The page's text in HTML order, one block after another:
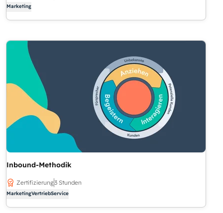
Marketing
Inbound-Methodik
Zertifizierung3 Stunden
MarketingVertriebService